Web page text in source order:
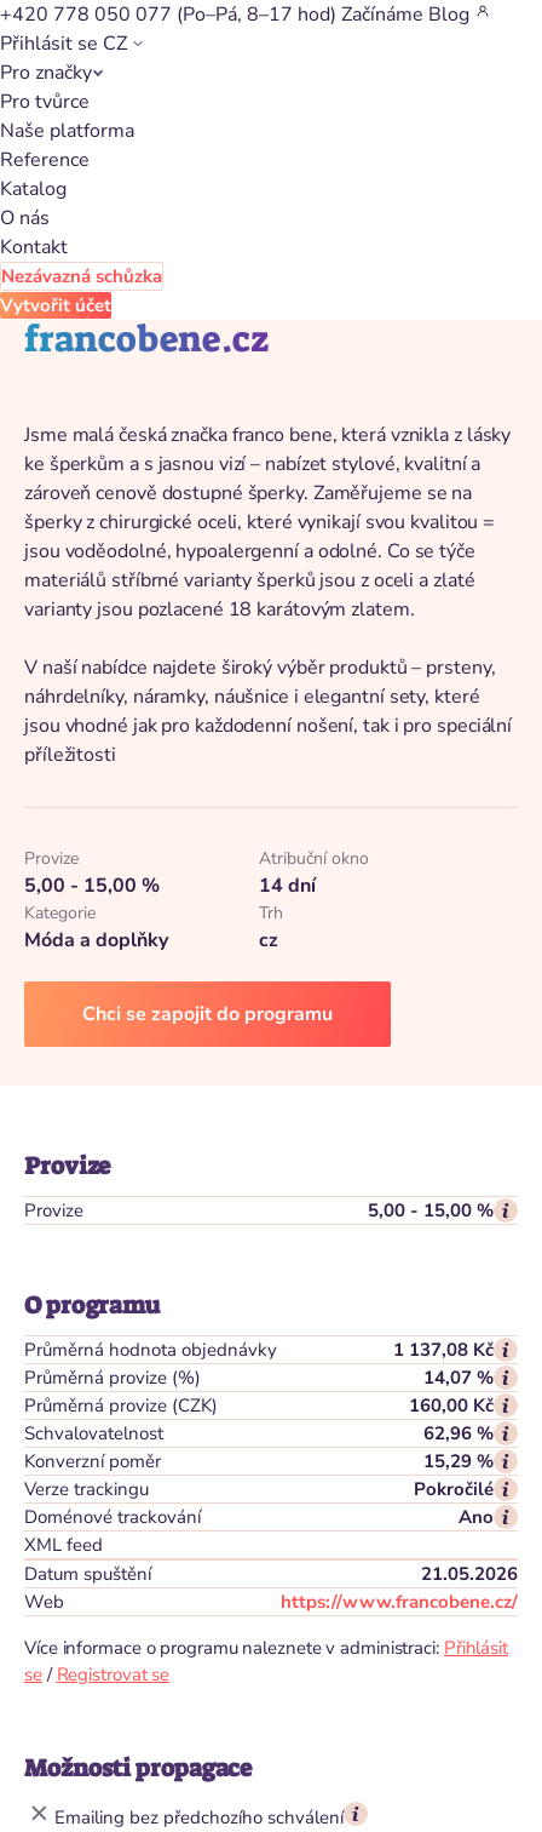
+420 778 050 077 (Po–Pá, 8–17 hod) Začínáme Blog
Přihlásit se CZ
Pro značky
Pro tvůrce
Naše platforma
Reference
Katalog
O nás
Kontakt
Nezávazná schůzka
Vytvořit účet
Zpět na katalog
francobene.cz
Jsme malá česká značka franco bene, která vznikla z lásky
ke šperkům a s jasnou vizí – nabízet stylové, kvalitní a
zároveň cenově dostupné šperky. Zaměřujeme se na
šperky z chirurgické oceli, které vynikají svou kvalitou =
jsou voděodolné, hypoalergenní a odolné. Co se týče
materiálů stříbrné varianty šperků jsou z oceli a zlaté
varianty jsou pozlacené 18 karátovým zlatem.
V naší nabídce najdete široký výběr produktů – prsteny,
náhrdelníky, náramky, náušnice i elegantní sety, které
jsou vhodné jak pro každodenní nošení, tak i pro speciální
příležitosti
Provize
5,00 - 15,00 %
Atribuční okno
14 dní
Kategorie
Móda a doplňky
Trh
cz
Chci se zapojit do programu
Provize
Provize 5,00 - 15,00 %
O programu
Průměrná hodnota objednávky
1 137,08 Kč
Průměrná provize (%)
14,07 %
Průměrná provize (CZK)
160,00 Kč
Schvalovatelnost
62,96 %
Konverzní poměr
15,29 %
Verze trackingu
Pokročilé
Doménové trackování
Ano
XML feed
Datum spuštění
21.05.2026
Web
https://www.francobene.cz/
Více informace o programu naleznete v administraci: Přihlásit
se/ Registrovat se
Možnosti propagace
Emailing bez předchozího schválení